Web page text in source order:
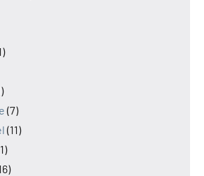
(7)
(11)